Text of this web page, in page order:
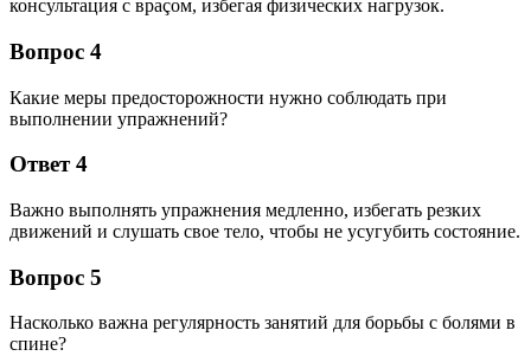
консультация с враçом, избегая физических нагрузок.
Вопрос 4
Какие меры предосторожности нужно соблюдать при
выполнении упражнений?
Ответ 4
Важно выполнять упражнения медленно, избегать резких
движений и слушать свое тело, чтобы не усугубить состояние.
Вопрос 5
Насколько важна регулярность занятий для борьбы с болями в
спине?